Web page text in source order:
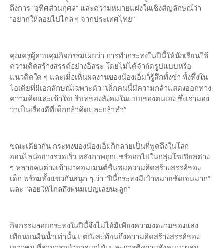
ถึงการ “อุทิศส่วนกุศล” และความหมายแฝงในเชิงสัญลักษณ์ว่า
“อยากให้ลอยไปไกล ๆ จากประเทศไทย”
คุณครูผู้ควบคุมกิจกรรมเผยว่า การทำกระทงในปีนี้ให้นักเรียนใช้
ความคิดสร้างสรรค์อย่างอิสระ โดยไม่ได้จำกัดรูปแบบหรือ
แนวคิดใด ๆ และเมื่อเห็นผลงานของน้องเอ็มก็รู้สึกทั้งขำ ทั้งทึ่งใน
ไอเดียที่มีเอกลักษณ์เฉพาะตัว “เด็กคนนี้มีความกล้าแสดงออกทาง
ความคิดและเข้าใจบริบทของสังคมในแบบของตนเอง ซึ่งเรามอง
ว่าเป็นเรื่องดีที่เด็กกล้าคิดและกล้าทำ”
ขณะเดียวกัน กระทงของน้องเอ็มก็กลายเป็นที่พูดถึงในโลก
ออนไลน์อย่างรวดเร็ว หลังภาพถูกแชร์ออกไปในกลุ่มโซเชียลต่าง
ๆ หลายคนต่างเข้ามาคอมเมนต์ชื่นชมความคิดสร้างสรรค์ของ
เด็ก พร้อมทั้งแซวกันสนุก ๆ ว่า “ปีนี้กระทงมีเป้าหมายชัดเจนมาก”
และ “ลอยให้ไกลถึงพนมเปญเลยนะลูก”
กิจกรรมลอยกระทงในปีนี้จึงไม่ได้มีเพียงความงดงามของแสง
เทียนบนผืนน้ำเท่านั้น แต่ยังสะท้อนถึงความคิดสร้างสรรค์ของ